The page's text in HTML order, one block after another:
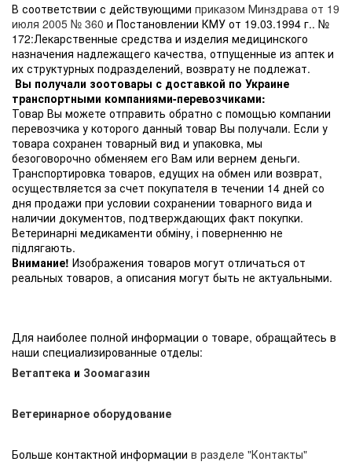
В соответствии с действующими приказом Минздрава от 19
июля 2005 № 360 и Постановлении КМУ от 19.03.1994 г.. №
172:Лекарственные средства и изделия медицинского
назначения надлежащего качества, отпущенные из аптек и
их структурных подразделений, возврату не подлежат.
Вы получали зоотовары с доставкой по Украине
транспортными компаниями-перевозчиками:
Товар Вы можете отправить обратно с помощью компании
перевозчика у которого данный товар Вы получали. Если у
товара сохранен товарный вид и упаковка, мы
безоговорочно обменяем его Вам или вернем деньги.
Транспортировка товаров, едущих на обмен или возврат,
осуществляется за счет покупателя в течении 14 дней со
дня продажи при условии сохранении товарного вида и
наличии документов, подтверждающих факт покупки.
Ветеринарні медикаменти обміну, і поверненню не
підлягають.
Внимание! Изображения товаров могут отличаться от
реальных товаров, а описания могут быть не актуальными.
Для наиболее полной информации о товаре, обращайтесь в
наши специализированные отделы:
Ветаптека и Зоомагазин
Ветеринарное оборудование
Больше контактной информации в разделе "Контакты"